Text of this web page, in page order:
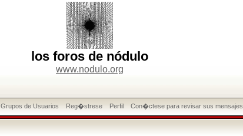
los foros de nódulo
www.nodulo.org
Grupos de Usuarios Reg�strese Perfil Con�ctese para revisar sus mensajes